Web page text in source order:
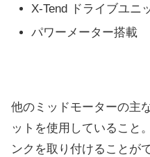
X-Tend ドライブユニ
パワーメーター搭載
他のミッドモーターの主
ットを使用していること
ンクを取り付けることが